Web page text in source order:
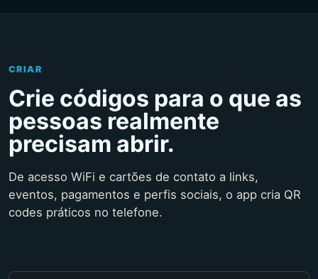
CRIAR
Crie códigos para o que as
pessoas realmente
precisam abrir.
De acesso WiFi e cartões de contato a links,
eventos, pagamentos e perfis sociais, o app cria QR
codes práticos no telefone.